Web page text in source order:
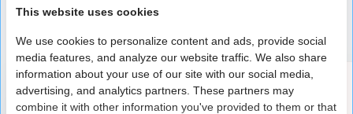
Speciaal aanbevolen voor jou
This website uses cookies
We use cookies to personalize content and ads, provide social
media features, and analyze our website traffic. We also share
information about your use of our site with our social media,
advertising, and analytics partners. These partners may
combine it with other information you've provided to them or that